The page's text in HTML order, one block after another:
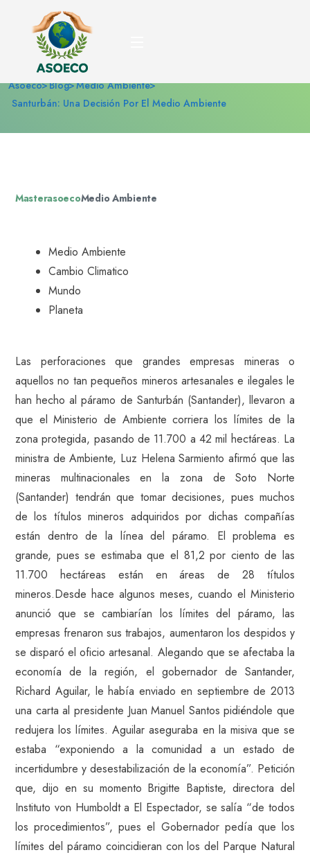
Santurbán: una decisión
por el medio ambiente
Asoeco Blog Medio Ambiente
Santurbán: Una Decisión Por El Medio Ambiente
MasterasoecoMedio Ambiente
Medio Ambiente
Cambio Climatico
Mundo
Planeta
Las perforaciones que grandes empresas mineras o
aquellos no tan pequeños mineros artesanales e ilegales le
han hecho al páramo de Santurbán (Santander), llevaron a
que el Ministerio de Ambiente corriera los límites de la
zona protegida, pasando de 11.700 a 42 mil hectáreas. La
ministra de Ambiente, Luz Helena Sarmiento afirmó que las
mineras multinacionales en la zona de Soto Norte
(Santander) tendrán que tomar decisiones, pues muchos
de los títulos mineros adquiridos por dichas compañías
están dentro de la línea del páramo. El problema es
grande, pues se estimaba que el 81,2 por ciento de las
11.700 hectáreas están en áreas de 28 títulos
mineros.Desde hace algunos meses, cuando el Ministerio
anunció que se cambiarían los límites del páramo, las
empresas frenaron sus trabajos, aumentaron los despidos y
se disparó el oficio artesanal. Alegando que se afectaba la
economía de la región, el gobernador de Santander,
Richard Aguilar, le había enviado en septiembre de 2013
una carta al presidente Juan Manuel Santos pidiéndole que
redujera los límites. Aguilar aseguraba en la misiva que se
estaba “exponiendo a la comunidad a un estado de
incertidumbre y desestabilización de la economía”. Petición
que, dijo en su momento Brigitte Baptiste, directora del
Instituto von Humboldt a El Espectador, se salía “de todos
los procedimientos”, pues el Gobernador pedía que los
límites del páramo coincidieran con los del Parque Natural